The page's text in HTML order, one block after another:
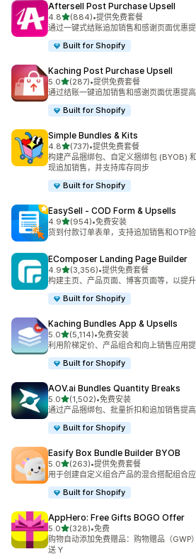
Aftersell Post Purchase Upsell
4.8星（满分 5 星）
(884)
总共 884 条评论
•提供免费套餐
通过一键式结账追加销售和感谢页面优惠
Built for Shopify
Kaching Post Purchase Upsell
5.0星（满分 5 星）
(287)
总共 287 条评论
•提供免费套餐
通过结账一键追加销售和感谢页面优惠提
Built for Shopify
Simple Bundles & Kits
4.8星（满分 5 星）
(737)
总共 737 条评论
•提供免费套餐
构建产品捆绑包、自定义捆绑包 (BYOB)
现追加销售，并支持库存同步
Built for Shopify
EasySell ‑ COD Form & Upsells
4.9星（满分 5 星）
(954)
总共 954 条评论
•免费安装
货到付款订单表单，支持追加销售和OTP
EComposer Landing Page Builder
4.9星（满分 5 星）
(3,356)
总共 3356 条评论
•提供免费套餐
构建主页、产品页面、博客页面等，以提升
Built for Shopify
Kaching Bundles App & Upsells
5.0星（满分 5 星）
(5,114)
总共 5114 条评论
•免费安装
利用阶梯定价、产品组合和向上销售应用
Built for Shopify
AOV.ai Bundles Quantity Breaks
5.0星（满分 5 星）
(1,502)
总共 1502 条评论
•免费安装
通过产品捆绑包、批量折扣和追加销售提
Built for Shopify
Easify Box Bundle Builder BYOB
5.0星（满分 5 星）
(263)
总共 263 条评论
•提供免费套餐
用于创建自定义组合产品的混合搭配组合
Built for Shopify
AppHero: Free Gifts BOGO Offer
5.0星（满分 5 星）
(328)
总共 328 条评论
•免费
购物自动添加免费赠品：购物赠品（
送 Y